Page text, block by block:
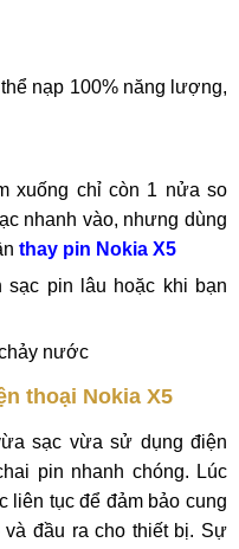
nạp 100% năng lượng,
xuống chỉ còn 1 nửa so
nhanh vào, nhưng dùng
thay pin Nokia X5
pin lâu hoặc khi bạn
nước
thoại Nokia X5
sạc vừa sử dụng điện
pin nhanh chóng. Lúc
liên tục để đảm bảo cung
đầu ra cho thiết bị. Sự